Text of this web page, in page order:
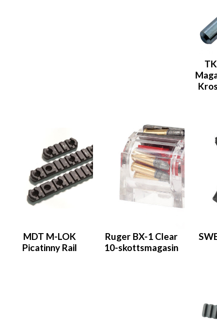
MDT M-LOK
Picatinny Rail
Ruger BX-1 Clear
10-skottsmagasin